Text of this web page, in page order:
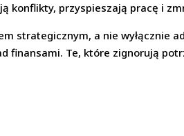
konflikty, przyspieszają pracę i
strategicznym, a nie wyłącznie
finansami. Te, które zignorują